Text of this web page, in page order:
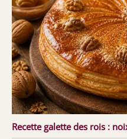
Recette galette des rois :